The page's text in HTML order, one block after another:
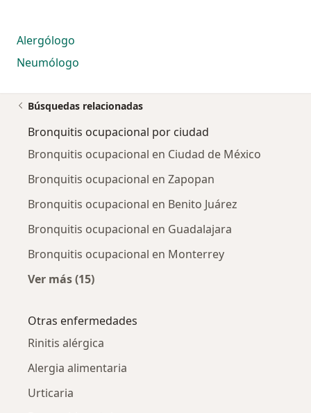
Alergólogo
Neumólogo
Búsquedas relacionadas
Bronquitis ocupacional por ciudad
Bronquitis ocupacional en Ciudad de México
Bronquitis ocupacional en Zapopan
Bronquitis ocupacional en Benito Juárez
Bronquitis ocupacional en Guadalajara
Bronquitis ocupacional en Monterrey
Ver más (15)
Otras enfermedades
Rinitis alérgica
Alergia alimentaria
Urticaria